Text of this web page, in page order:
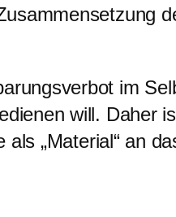
im
will. Daher
„Material“ an